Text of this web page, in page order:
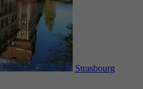
Strasbourg